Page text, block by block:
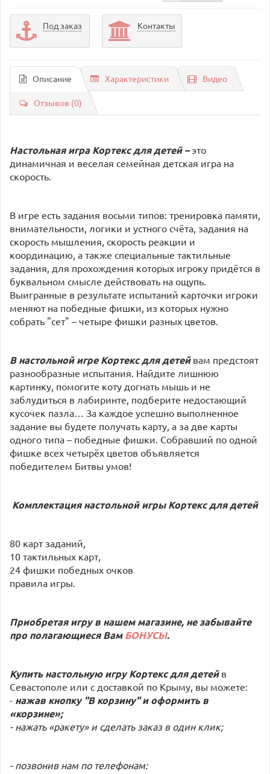
Под заказ Контакты
Описание Характеристики Видео
Отзывов (0)
Настольная играКортекс для детей –это
динамичная и веселая семейная детская игра на
скорость.
В игре есть задания восьми типов: тренировка памяти,
внимательности, логики и устного счёта, задания на
скорость мышления, скорость реакции и
координацию, а также специальные тактильные
задания, для прохождения которых игроку придётся в
буквальном смысле действовать на ощупь.
Выигранные в результате испытаний карточки игроки
меняют на победные фишки, из которых нужно
собрать "сет" – четыре фишки разных цветов.
В настольной игре Кортекс для детей вам предстоят
разнообразные испытания. Найдите лишнюю
картинку, помогите коту догнать мышь и не
заблудиться в лабиринте, подберите недостающий
кусочек пазла… За каждое успешно выполненное
задание вы будете получать карту, а за две карты
одного типа – победные фишки. Собравший по одной
фишке всех четырёх цветов объявляется
победителем Битвы умов!
Комплектация настольной игрыКортекс для детей
80 карт заданий,
10 тактильных карт,
24 фишки победных очков
правила игры.
Приобретая игру в нашем магазине, не забывайте
про полагающиеся ВамБОНУСЫ.
Купить настольную игруКортекс для детей в
Севастополе или с доставкой по Крыму, вы можете:
- нажав кнопку "В корзину" и оформить в
«корзине»;
- нажать «ракету» и сделать заказ в один клик;
- позвонив нам по телефонам: